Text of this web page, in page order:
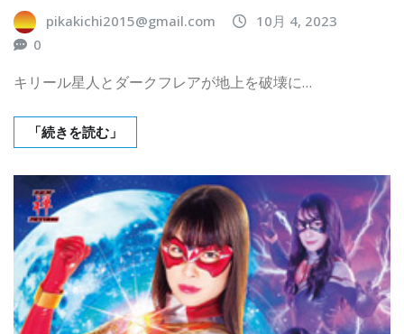
pikakichi2015@gmail.com
10月 4, 2023
0
キリール星人とダークフレアが地上を破壊に…
「続きを読む」